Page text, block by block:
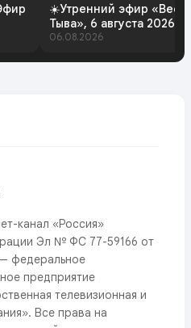
☀️Утренний эфир
Тыва», 6 августа 2026
06.08.2026
канал «Россия»
Эл № ФС 77-59166 от
федеральное
предприятие
телевизионная и
Все права на